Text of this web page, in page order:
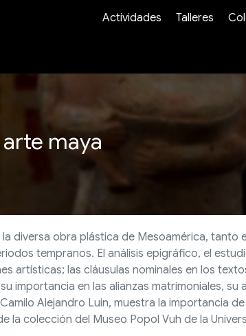
Actividades Talleres
maya
diversa obra plástica de Mesoamérica,
tempranos. El análisis epigráfico, el
artísticas; las cláusulas nominales en los
importancia en las alianzas matrimoniales,
Alejandro Luin, muestra la importancia
la colección del Museo Popol Vuh de la